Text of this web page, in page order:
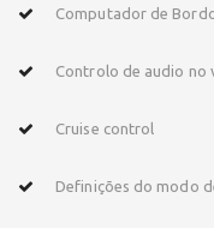
Computador de
Controlo de audio no
Cruise control
Definições do modo